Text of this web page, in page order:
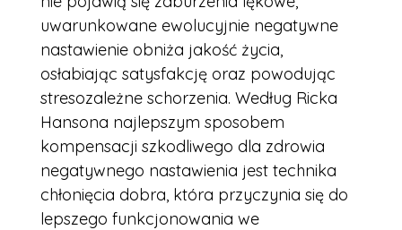
uwarunkowane ewolucyjnie negatywne
nastawienie obniża jakość życia,
osłabiając satysfakcję oraz powodując
stresozależne schorzenia. Według Ricka
Hansona najlepszym sposobem
kompensacji szkodliwego dla zdrowia
negatywnego nastawienia jest technika
chłonięcia dobra, która przyczynia się do
lepszego funkcjonowania we